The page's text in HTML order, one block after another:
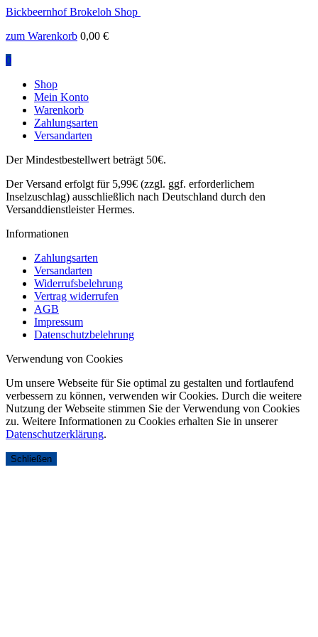
Bickbeernhof Brokeloh Shop
zum Warenkorb 0,00 €
0
Shop
Mein Konto
Warenkorb
Zahlungsarten
Versandarten
Der Mindestbestellwert beträgt 50€.
Der Versand erfolgt für 5,99€ (zzgl. ggf. erforderlichem
Inselzuschlag) ausschließlich nach Deutschland durch den
Versanddienstleister Hermes.
Informationen
Zahlungsarten
Versandarten
Widerrufsbelehrung
Vertrag widerrufen
AGB
Impressum
Datenschutzbelehrung
Verwendung von Cookies
Um unsere Webseite für Sie optimal zu gestalten und fortlaufend
verbessern zu können, verwenden wir Cookies. Durch die weitere
Nutzung der Webseite stimmen Sie der Verwendung von Cookies
zu. Weitere Informationen zu Cookies erhalten Sie in unserer
Datenschutzerklärung.
Schließen